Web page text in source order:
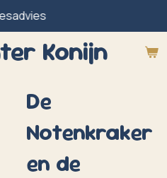
Konijn
De
Notenkraker
en de